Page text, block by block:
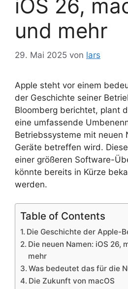
iOS 26,
und mehr
29. Mai 2025 von lars
Apple steht vor einem
der Geschichte seiner
Bloomberg berichtet, plant
eine umfassende
Betriebssysteme mit neuen
Geräte betreffen wird.
einer größeren Software-
könnte bereits in Kürze
werden.
Table of Contents
Die Geschichte der Apple-
Die neuen Namen: iOS 26,
mehr
Was bedeutet das für die
Die Zukunft von macOS